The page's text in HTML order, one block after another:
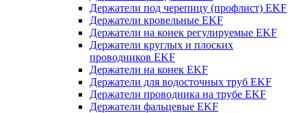
Держатели под черепицу (профлист) EKF
Держатели кровельные EKF
Держатели на конек регулируемые EKF
Держатели круглых и плоских
проводников EKF
Держатели на конек EKF
Держатели для водосточных труб EKF
Держатели проводника на трубе EKF
Держатели фальцевые EKF